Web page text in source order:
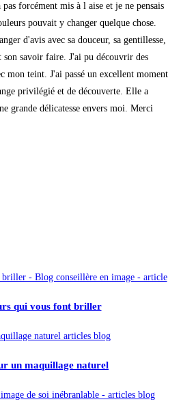
forcément mis à l aise et je ne pensais
pouvait y changer quelque chose.
d'avis avec sa douceur, sa gentillesse,
son savoir faire. J'ai pu découvrir des
mon teint. J'ai passé un excellent moment
privilégié et de découverte. Elle a
grande délicatesse envers moi. Merci
qui vous font briller
un maquillage naturel